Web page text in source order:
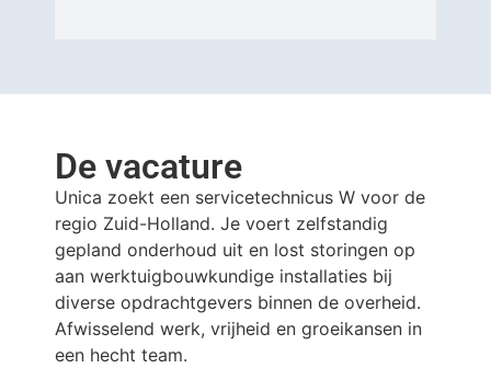
De vacature
Unica zoekt een servicetechnicus W voor de
regio Zuid-Holland. Je voert zelfstandig
gepland onderhoud uit en lost storingen op
aan werktuigbouwkundige installaties bij
diverse opdrachtgevers binnen de overheid.
Afwisselend werk, vrijheid en groeikansen in
een hecht team.